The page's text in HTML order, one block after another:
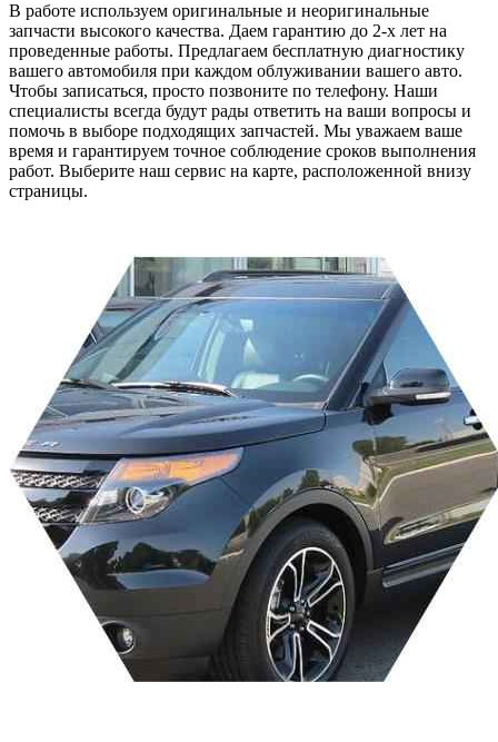
В работе используем оригинальные и неоригинальные
запчасти высокого качества. Даем гарантию до 2-х лет на
проведенные работы. Предлагаем бесплатную диагностику
вашего автомобиля при каждом облуживании вашего авто.
Чтобы записаться, просто позвоните по телефону. Наши
специалисты всегда будут рады ответить на ваши вопросы и
помочь в выборе подходящих запчастей. Мы уважаем ваше
время и гарантируем точное соблюдение сроков выполнения
работ. Выберите наш сервис на карте, расположенной внизу
страницы.